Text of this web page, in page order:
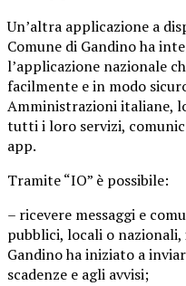
Un’altra applicazione a
Comune di Gandino ha
l’applicazione nazionale
facilmente e in modo
Amministrazioni italiane,
tutti i loro servizi,
app.
Tramite “IO” è possibile:
– ricevere messaggi e
pubblici, locali o
Gandino ha iniziato a
scadenze e agli avvisi;